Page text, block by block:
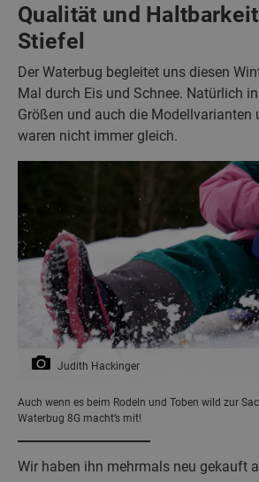
Qualität und
Stiefel
Der Waterbug begleitet uns diesen
Mal durch Eis und Schnee. Natürlich
Größen und auch die Modellvarianten
waren nicht immer gleich.
Judith Hackinger
Auch wenn es beim Rodeln und Toben wild zur
Waterbug 8G macht’s mit!
Wir haben ihn mehrmals neu gekauft